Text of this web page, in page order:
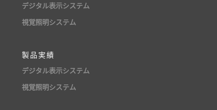
デジタル表示システム
視覚照明システム
製品実績
デジタル表示システム
視覚照明システム